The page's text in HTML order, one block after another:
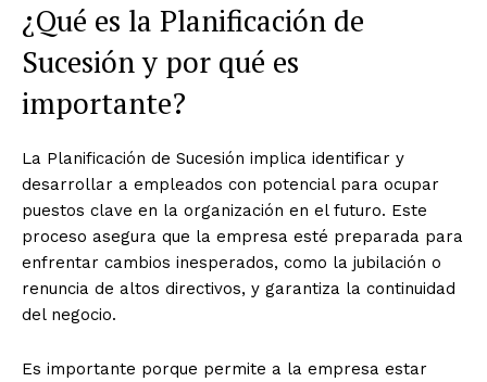
¿Qué es la Planificación de
Sucesión y por qué es
importante?
La Planificación de Sucesión implica identificar y
desarrollar a empleados con potencial para ocupar
puestos clave en la organización en el futuro. Este
proceso asegura que la empresa esté preparada para
enfrentar cambios inesperados, como la jubilación o
renuncia de altos directivos, y garantiza la continuidad
del negocio.
Es importante porque permite a la empresa estar